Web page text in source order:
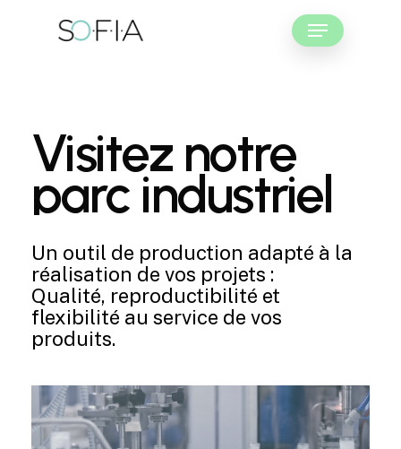
Menu
Visitez notre
parc industriel
Un outil de production adapté à la
réalisation de vos projets :
Qualité, reproductibilité et
flexibilité au service de vos
produits.
Play
Video